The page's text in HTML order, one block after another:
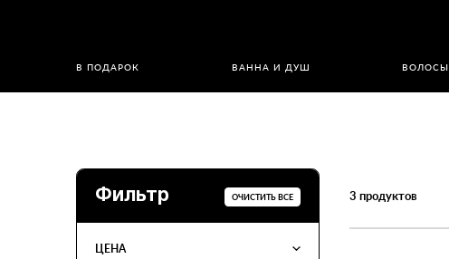
В ПОДАРОК ВАННА И ДУШ ВОЛОСЫ
Фильтр
ЦЕНА
ОЧИСТИТЬ ВСЕ 3 продуктов